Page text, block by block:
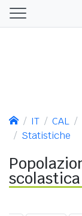
IT CAL
Statistiche